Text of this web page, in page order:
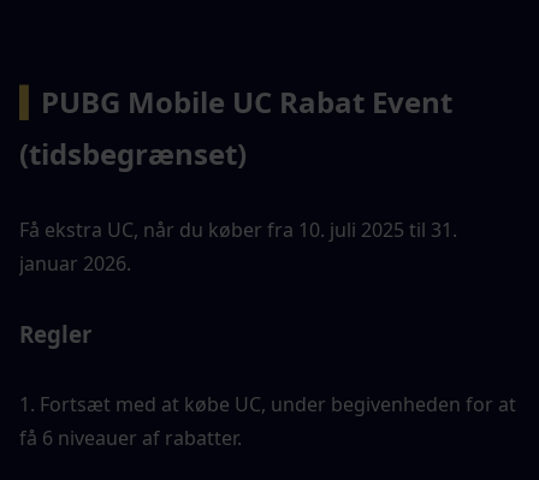
PUBG Mobile UC Rabat Event
(tidsbegrænset)
Få ekstra UC, når du køber fra 10. juli 2025 til 31.
januar 2026.
Regler
1. Fortsæt med at købe UC, under begivenheden for at
få 6 niveauer af rabatter.